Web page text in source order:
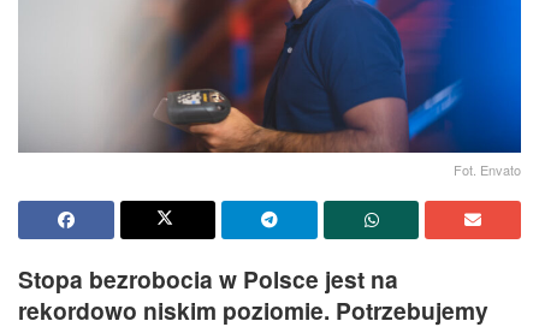
Fot. Envato
Stopa bezrobocia w Polsce jest na
rekordowo niskim poziomie. Potrzebujemy